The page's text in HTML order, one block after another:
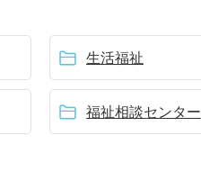
生活福祉
福祉相談センター